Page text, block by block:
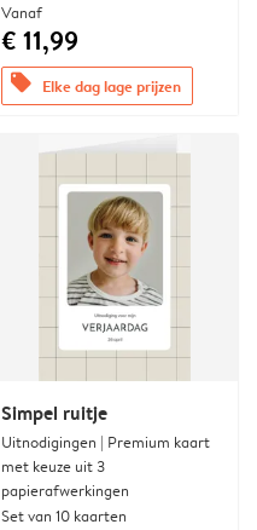
Vanaf
€ 11,99
offers Elke dag lage prijzen
Simpel ruitje
Uitnodigingen | Premium kaart
met keuze uit 3
papierafwerkingen
Set van 10 kaarten